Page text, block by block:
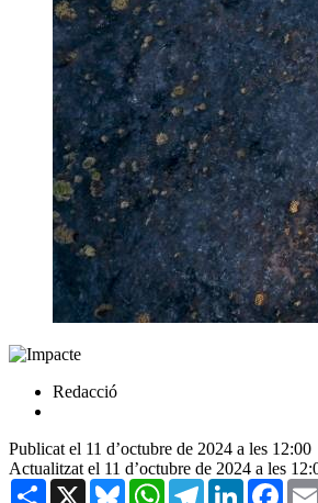
Redacció
Publicat el 11 d’octubre de 2024 a les 12:00
Actualitzat el 11 d’octubre de 2024 a les
Share X BlueskyWhatsAppTelegramLinkedIn